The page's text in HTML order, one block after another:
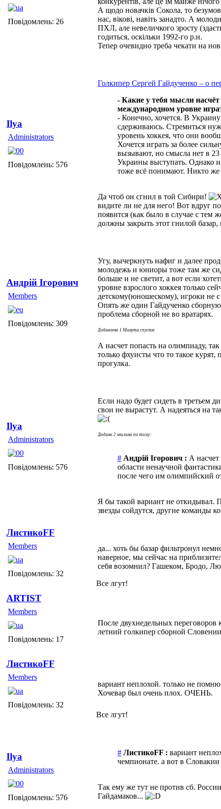
Повідомлень: 26
А щодо новачків Сокола, то
нас, вікові, навіть занадто. А
ПХЛ, але невеличкого зросту
годиться, оскільки 1992-го р.н.
Тепер очевидно треба чекати на
Ilya
Administrators
Повідомлень: 576
Голкипер Сергей Гайдученко – о
- Какие у тебя мысли
международном уровне
- Конечно, хочется. В
сдерживаюсь. Стремиться
уровень хоккея, что они
Хочется играть за более
вызывают, но смысла нет в 23
Украины выступать. Однако
тоже всё понимают. Никто же
Да чтоб он сгнил в той Сибири!
видите ли не для него! Вот вдруг
появится (как было в случае с
должны закрыть этот гнилой
Андрій Ігорович
Members
Повідомлень: 309
Угу, вычеркнуть нафиг и далее
молодежь и юниоры тоже там же
больше и не светит, а вот если
уровне взрослого хоккея только
детскому(юношескому), игроки не
Опять же один Гайдученко
проблема сборной не во вратарях.
Добавлено 1 Минута спустя:
А насчет попасть на олимпиаду,
только фхуисты что то такое
прогулка.
Ilya
Administrators
Повідомлень: 576
Если надо будет сидеть в третьем
свои не вырастут. А надеяться на
Додано 2 хвилини по тому:
# Андрій Ігорович : А насчет
области ненаучной
после чего им олимпийский
Я бы такой вариант не откидывал.
звезды сойдутся, другие команды
ЛистикоFF
Members
Повідомлень: 32
да... хоть бы базар фильтронул
наверное, мы сейчас на
себя возомнил? Гашеком, Бродо,
Все лгут!
ARTIST
Members
Повідомлень: 17
После двухнедельных
летний голкипер сборной
ЛистикоFF
Members
Повідомлень: 32
вариант неплохой. только не
Хочевар был очень плох. ОЧЕНЬ.
Все лгут!
Ilya
Administrators
Повідомлень: 576
# ЛистикоFF : вариант
чемпионате. а вот в
Так ему же тут не против сб.
Гайдамаков...